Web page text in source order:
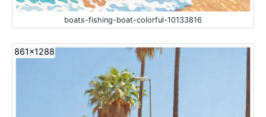
boats-fishing-boat-colorful-10133816
861x1288